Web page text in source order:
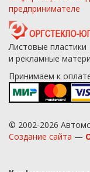
предпринимателе
Листовые пластики
и рекламные
Принимаем к
© 2002-2026
Создание сайта —